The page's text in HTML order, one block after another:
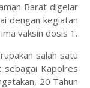
Barat digelar
dengan kegiatan
vaksin dosis 1.
salah satu
sebagai Kapolres
20 Tahun